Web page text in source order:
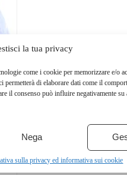
la tua privacy
come i cookie per memorizzare e/o
di elaborare dati come il
il consenso può influire negativamente su
Nega
sulla privacy ed informativa sui cookie